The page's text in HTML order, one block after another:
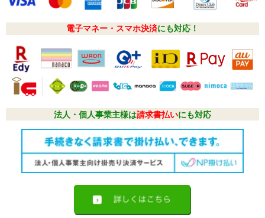
電子マネー・スマホ決済にも対応！
法人・個人事業主様は請求書払いにも対応